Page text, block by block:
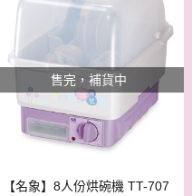
售完，補貨中
【名象】8人份烘碗機 TT-707